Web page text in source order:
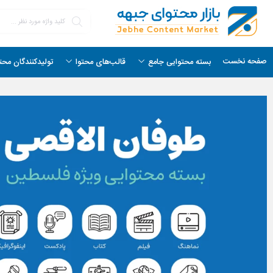
صفحه نخست بسته محتوایی جامع قالب‌های محتوا تولیدکنندگان